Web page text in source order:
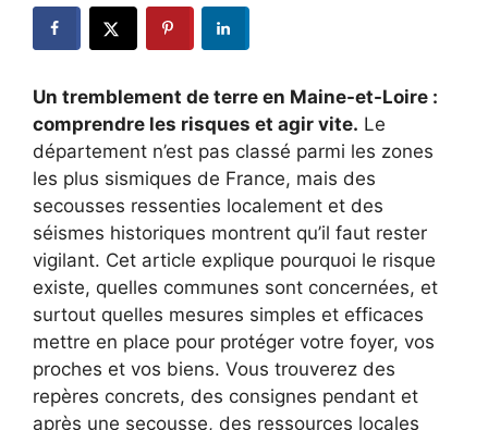
Un tremblement de terre en Maine-et-Loire :
comprendre les risques et agir vite. Le
département n’est pas classé parmi les zones
les plus sismiques de France, mais des
secousses ressenties localement et des
séismes historiques montrent qu’il faut rester
vigilant. Cet article explique pourquoi le risque
existe, quelles communes sont concernées, et
surtout quelles mesures simples et efficaces
mettre en place pour protéger votre foyer, vos
proches et vos biens. Vous trouverez des
repères concrets, des consignes pendant et
après une secousse, des ressources locales